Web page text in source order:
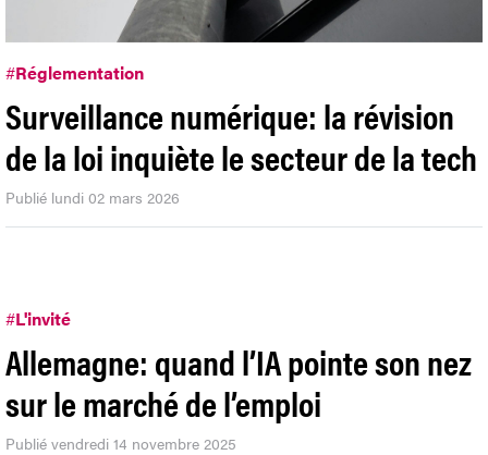
#Réglementation
Surveillance numérique: la révision
de la loi inquiète le secteur de la tech
Publié lundi 02 mars 2026
#L'invité
Allemagne: quand l’IA pointe son nez
sur le marché de l’emploi
Publié vendredi 14 novembre 2025